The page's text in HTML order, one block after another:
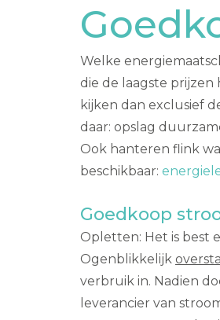
Welke
die de laagste
kijken dan exclusief
daar: opslag
Ook hanteren flink
beschikbaar:
Goedkoop
Opletten: Het is best
Ogenblikkelijk
verbruik in. Nadien
leverancier van